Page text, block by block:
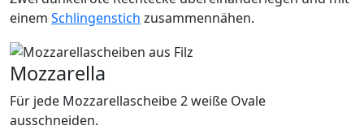
einem Schlingenstich zusammennähen.
Mozzarella
Für jede Mozzarellascheibe 2 weiße Ovale
ausschneiden.